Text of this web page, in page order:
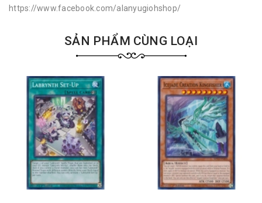
https://www.facebook.com/alanyugiohshop/
SẢN PHẨM CÙNG LOẠI